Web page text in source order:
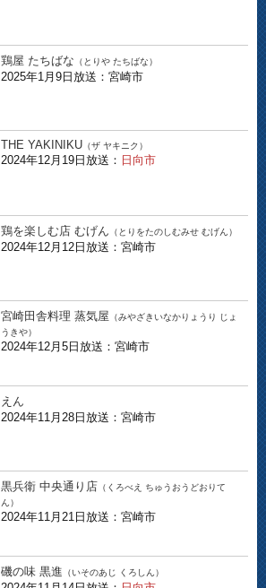
鶏屋 たちばな （とりや たちばな）
2025年1月9日放送：宮崎市
THE YAKINIKU （ザ ヤキニク）
2024年12月19日放送： 日向市
鶏を楽しむ店 むげん （とりをたのしむみせ むげん）
2024年12月12日放送：宮崎市
宮崎田舎料理 蒸気屋 （みやざきいなかりょうり じょ
うきや）
2024年12月5日放送：宮崎市
えん
2024年11月28日放送：宮崎市
黒兵衛 中央通り店 （くろべえ ちゅうおうどおりて
ん）
2024年11月21日放送：宮崎市
磯の味 黒進 （いそのあじ くろしん）